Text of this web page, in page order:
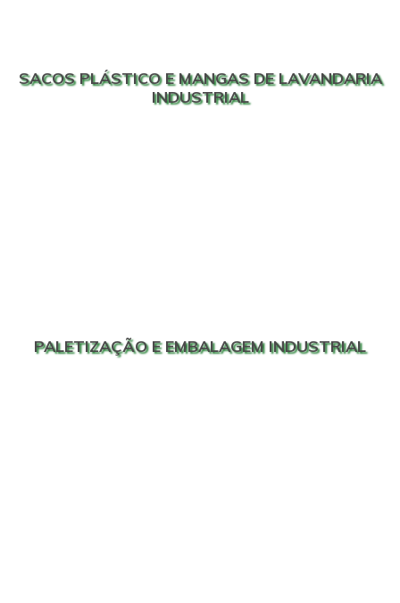
SACOS PLÁSTICO E MANGAS DE LAVANDARIA
INDUSTRIAL
PALETIZAÇÃO E EMBALAGEM INDUSTRIAL